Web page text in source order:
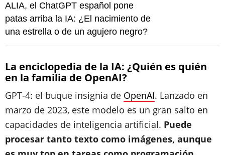
ALIA, el ChatGPT español pone
patas arriba la IA: ¿El nacimiento de
una estrella o de un agujero negro?
La enciclopedia de la IA: ¿Quién es quién
en la familia de OpenAI?
GPT-4: el buque insignia de OpenAI. Lanzado en
marzo de 2023, este modelo es un gran salto en
capacidades de inteligencia artificial. Puede
procesar tanto texto como imágenes, aunque